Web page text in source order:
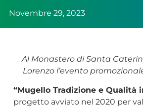
Novembre 29, 2023
Al Monastero di Santa
Lorenzo l’evento
“Mugello Tradizione e Qualità
progetto avviato nel 2020 per